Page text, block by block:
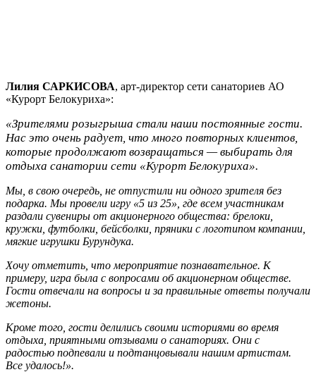
Лилия САРКИСОВА, арт-директор сети санаториев АО
«Курорт Белокуриха»:
«Зрителями розыгрыша стали наши постоянные гости.
Нас это очень радует, что много повторных клиентов,
которые продолжают возвращаться — выбирать для
отдыха санатории сети «Курорт Белокуриха».
Мы, в свою очередь, не отпустили ни одного зрителя без
подарка. Мы провели игру «5 из 25», где всем участникам
раздали сувениры от акционерного общества: брелоки,
кружки, футболки, бейсболки, пряники с логотипом компании,
мягкие игрушки Бурундука.
Хочу отметить, что мероприятие познавательное. К
примеру, игра была с вопросами об акционерном обществе.
Гости отвечали на вопросы и за правильные ответы получали
жетоны.
Кроме того, гости делились своими историями во время
отдыха, приятными отзывами о санаториях. Они с
радостью подпевали и подтанцовывали нашим артистам.
Все удалось!».